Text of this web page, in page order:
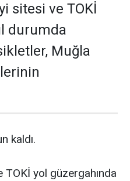
sitesi ve TOKİ
durumda
Muğla
kaldı.
TOKİ yol güzergahında